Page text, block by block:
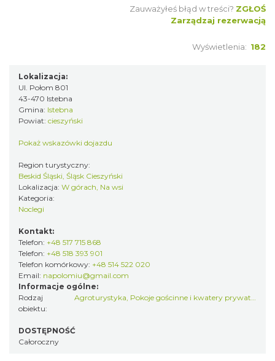
Zauważyłeś błąd w treści? ZGŁOŚ
Zarządzaj rezerwacją
Wyświetlenia: 182
Lokalizacja:
Ul. Połom 801
43-470 Istebna
Gmina: Istebna
Powiat: cieszyński
Pokaż wskazówki dojazdu
Region turystyczny:
Beskid Śląski, Śląsk Cieszyński
Lokalizacja: W górach, Na wsi
Kategoria:
Noclegi
Kontakt:
Telefon: +48 517 715 868
Telefon: +48 518 393 901
Telefon komórkowy: +48 514 522 020
Email: napolomiu@gmail.com
Informacje ogólne:
Rodzaj
obiektu:
Agroturystyka, Pokoje gościnne i kwatery prywatne
DOSTĘPNOŚĆ
Całoroczny